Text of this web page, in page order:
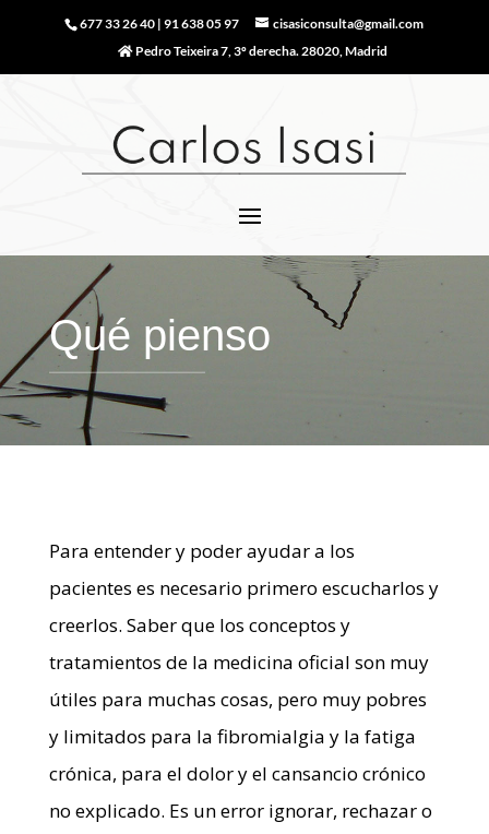
677 33 26 40 |91 638 05 97
cisasiconsulta@gmail.com
Pedro Teixeira 7, 3º derecha. 28020, Madrid
Qué pienso
Para entender y poder ayudar a los
pacientes es necesario primero escucharlos y
creerlos. Saber que los conceptos y
tratamientos de la medicina oficial son muy
útiles para muchas cosas, pero muy pobres
y limitados para la fibromialgia y la fatiga
crónica, para el dolor y el cansancio crónico
no explicado. Es un error ignorar, rechazar o